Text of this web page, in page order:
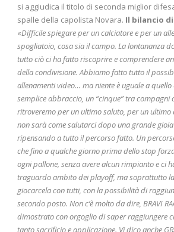
si aggiudica il titolo di seconda miglior
spalle della capolista Novara. Il bilancio
«Difficile spiegare per un calciatore e per un
spogliatoio, cosa sia il campo. La lontananza
tutto ciò ci ha fatto riscoprire e comprendere
della condivisione. Abbiamo fatto tutto il
allenamenti video… ma niente è uguale a quello
semplice abbraccio, un “cinque” tra compagni
ritroveremo per un ultimo saluto, per un ultimo
non sarà come salutarci dopo una grande
ripensando a tutto il percorso fatto. Un
che fino a qualche giorno prima dello stop
ogni pallone, senza avere alcun rimpianto e ci
traguardo ambito dei playoff, ma soprattutto
giocarcela con tutti, con la possibilità di
secondo posto. Non c’è molto da dire, BRAVI
dimostrato con orgoglio di saper raggiungere
tanto sacrificio e applicazione. Vi dico anche